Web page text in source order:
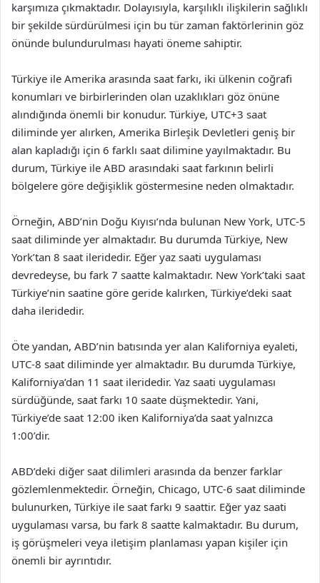
karşımıza çıkmaktadır. Dolayısıyla, karşılıklı ilişkilerin sağlıklı
bir şekilde sürdürülmesi için bu tür zaman faktörlerinin göz
önünde bulundurulması hayati öneme sahiptir.
Türkiye ile Amerika arasında saat farkı, iki ülkenin coğrafi
konumları ve birbirlerinden olan uzaklıkları göz önüne
alındığında önemli bir konudur. Türkiye, UTC+3 saat
diliminde yer alırken, Amerika Birleşik Devletleri geniş bir
alan kapladığı için 6 farklı saat dilimine yayılmaktadır. Bu
durum, Türkiye ile ABD arasındaki saat farkının belirli
bölgelere göre değişiklik göstermesine neden olmaktadır.
Örneğin, ABD’nin Doğu Kıyısı’nda bulunan New York, UTC-5
saat diliminde yer almaktadır. Bu durumda Türkiye, New
York’tan 8 saat ileridedir. Eğer yaz saati uygulaması
devredeyse, bu fark 7 saatte kalmaktadır. New York’taki saat
Türkiye’nin saatine göre geride kalırken, Türkiye’deki saat
daha ileridedir.
Öte yandan, ABD’nin batısında yer alan Kaliforniya eyaleti,
UTC-8 saat diliminde yer almaktadır. Bu durumda Türkiye,
Kaliforniya’dan 11 saat ileridedir. Yaz saati uygulaması
sürdüğünde, saat farkı 10 saate düşmektedir. Yani,
Türkiye’de saat 12:00 iken Kaliforniya’da saat yalnızca
1:00’dir.
ABD’deki diğer saat dilimleri arasında da benzer farklar
gözlemlenmektedir. Örneğin, Chicago, UTC-6 saat diliminde
bulunurken, Türkiye ile saat farkı 9 saattir. Eğer yaz saati
uygulaması varsa, bu fark 8 saatte kalmaktadır. Bu durum,
iş görüşmeleri veya iletişim planlaması yapan kişiler için
önemli bir ayrıntıdır.